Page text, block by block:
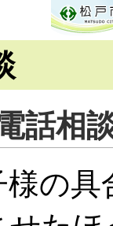
話相
の